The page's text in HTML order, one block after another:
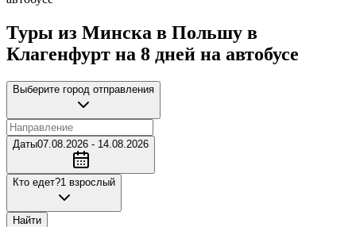
Туры из Минска в Польшу в
Клагенфурт на 8 дней на автобусе
Выберите город отправления
Даты07.08.2026 - 14.08.2026
Кто едет?1 взрослый
Найти